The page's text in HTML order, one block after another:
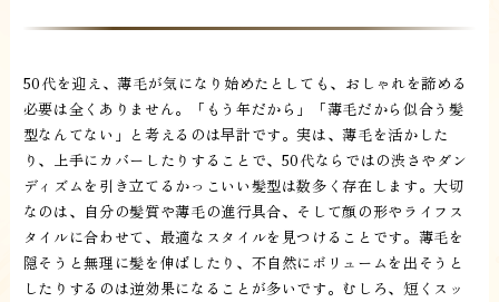
50代を迎え、薄毛が気になり始めたとしても、おしゃれを諦める
必要は全くありません。「もう年だから」「薄毛だから似合う髪
型なんてない」と考えるのは早計です。実は、薄毛を活かした
り、上手にカバーしたりすることで、50代ならではの渋さやダン
ディズムを引き立てるかっこいい髪型は数多く存在します。大切
なのは、自分の髪質や薄毛の進行具合、そして顔の形やライフス
タイルに合わせて、最適なスタイルを見つけることです。薄毛を
隠そうと無理に髪を伸ばしたり、不自然にボリュームを出そうと
したりするのは逆効果になることが多いです。むしろ、短くスッ